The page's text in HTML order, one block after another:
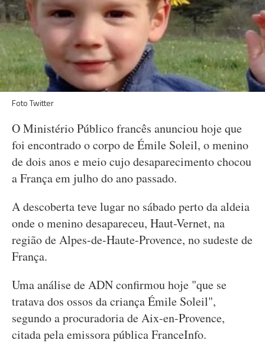
Foto Twitter
O Ministério Público francês anunciou hoje que
foi encontrado o corpo de Émile Soleil, o menino
de dois anos e meio cujo desaparecimento chocou
a França em julho do ano passado.
A descoberta teve lugar no sábado perto da aldeia
onde o menino desapareceu, Haut-Vernet, na
região de Alpes-de-Haute-Provence, no sudeste de
França.
Uma análise de ADN confirmou hoje "que se
tratava dos ossos da criança Émile Soleil",
segundo a procuradoria de Aix-en-Provence,
citada pela emissora pública FranceInfo.